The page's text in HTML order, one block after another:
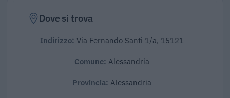
Dove si trova
Indirizzo: Via Fernando Santi 1/a, 15121
Comune: Alessandria
Provincia: Alessandria